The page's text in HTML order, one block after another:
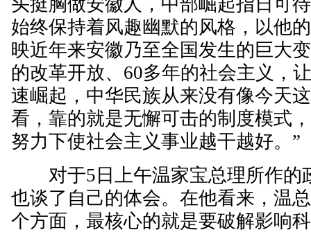
头挺胸做安徽人，中部崛起指日可
始终保持着风趣幽默的风格，以他
映近年来安徽乃至全国发生的巨大
的改革开放、60多年的社会主义，
速崛起，中华民族从来没有像今天
看，靠的就是无懈可击的制度模式
努力下使社会主义事业越干越好。”
对于5日上午温家宝总理所作的
也谈了自己的体会。在他看来，温
个方面，最核心的就是要破解影响